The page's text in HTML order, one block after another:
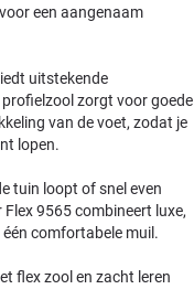
een aangenaam
uitstekende
zorgt voor goede
van de voet, zodat je
lopen.
tuin loopt of snel even
9565 combineert luxe,
comfortabele muil.
flex zool en zacht leren